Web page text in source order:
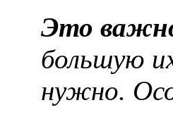
Это
большую
нужно.